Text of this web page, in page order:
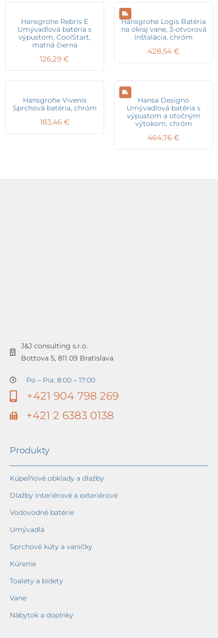
Hansgrohe Rebris E
Umývadlová batéria s
výpustom, CoolStart,
matná čierna
126,29 €
Hansgrohe Logis Batéria
na okraj vane, 3-otvorová
inštalácia, chróm
428,54 €
Hansgrohe Vivenis
Sprchová batéria, chróm
183,46 €
Hansa Designo
Umývadlová batéria s
výpustom a otočným
výtokom, chróm
464,76 €
J&J consulting s.r.o.
Bottova 5, 811 09 Bratislava
Po – Pia: 8:00 – 17:00
+421 904 798 269
+421 2 6383 0138
Produkty
Kúpeľňové obklady a dlažby
Dlažby interiérové a exteriérové
Vodovodné batérie
Umývadlá
Sprchové kúty a vaničky
Kúrenie
Toalety a bidety
Vane
Nábytok a doplnky